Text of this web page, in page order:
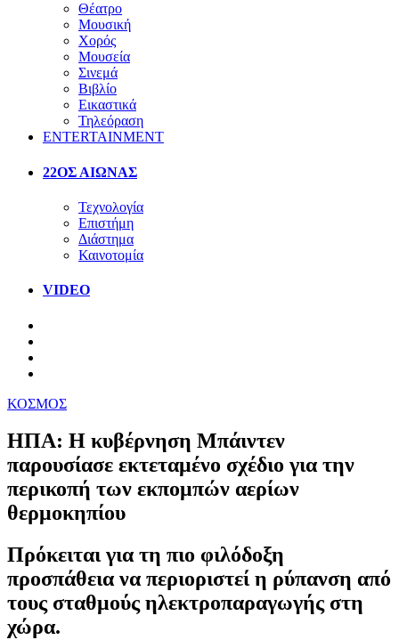
Θέατρο
Μουσική
Χορός
Μουσεία
Σινεμά
Βιβλίο
Εικαστικά
Τηλεόραση
ENTERTAINMENT
22ΟΣ ΑΙΩΝΑΣ
Τεχνολογία
Επιστήμη
Διάστημα
Καινοτομία
VIDEO
ΚΟΣΜΟΣ
ΗΠΑ: H κυβέρνηση Μπάιντεν
παρουσίασε εκτεταμένο σχέδιο για την
περικοπή των εκπομπών αερίων
θερμοκηπίου
Πρόκειται για τη πιο φιλόδοξη
προσπάθεια να περιοριστεί η ρύπανση από
τους σταθμούς ηλεκτροπαραγωγής στη
χώρα.